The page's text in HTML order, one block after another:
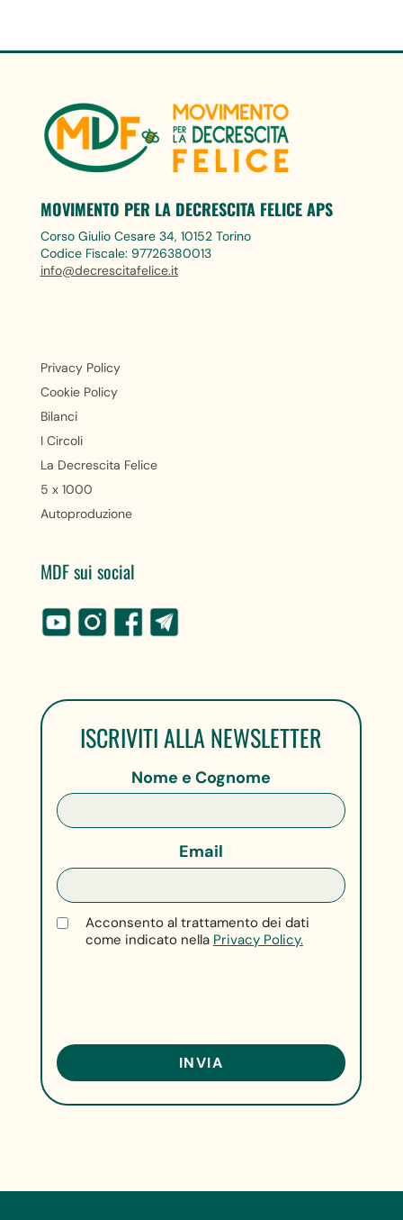
MOVIMENTO PER LA DECRESCITA FELICE APS
Corso Giulio Cesare 34, 10152 Torino
Codice Fiscale: 97726380013
info@decrescitafelice.it
Privacy Policy
Cookie Policy
Bilanci
I Circoli
La Decrescita Felice
5 x 1000
Autoproduzione
MDF sui social
ISCRIVITI ALLA NEWSLETTER
Nome e Cognome
Email
Acconsento al trattamento dei dati
come indicato nella Privacy Policy.